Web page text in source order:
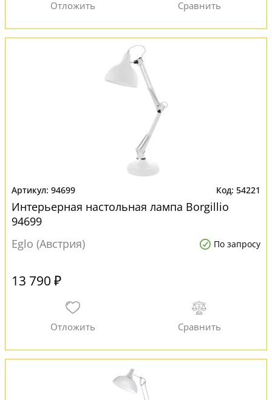
94699 54221
Интерьерная настольная лампа Borgillio
94699
Eglo (Австрия)
По запросу
13 790 ₽